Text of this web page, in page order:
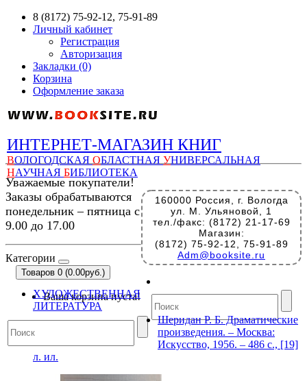
8 (8172) 75-92-12, 75-91-89
Личный кабинет
Регистрация
Авторизация
Закладки (0)
Корзина
Оформление заказа
ИНТЕРНЕТ-МАГАЗИН КНИГ
ВОЛОГОДСКАЯ ОБЛАСТНАЯ УНИВЕРСАЛЬНАЯ
НАУЧНАЯ БИБЛИОТЕКА
160000 Россия, г. Вологда
ул. М. Ульяновой, 1
тел./факс: (8172) 21-17-69
Магазин:
(8172) 75-92-12, 75-91-89
Adm@booksite.ru
Уважаемые покупатели!
Заказы обрабатываются
понедельник – пятница с
9.00 до 17.00
Категории
Товаров 0 (0.00руб.)
Ваша корзина пуста!
ХУДОЖЕСТВЕННАЯ
ЛИТЕРАТУРА
Шеридан Р. Б. Драматические
произведения. – Москва:
Искусство, 1956. – 486 с., [19]
л. ил.